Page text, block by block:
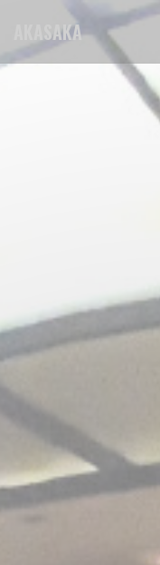
Personnalisation de vos
AKASAKA